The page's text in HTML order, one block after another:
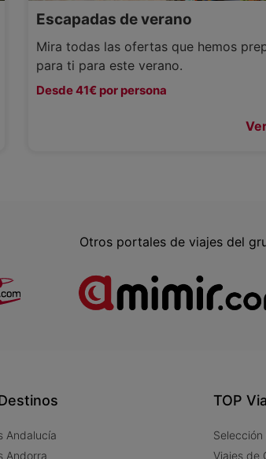
Escapadas de verano
Mira todas las ofertas que hemos
para ti para este verano.
Desde 41€ por persona
Otros portales de viajes del
Andalucía
Andorra
TOP
Viajes de